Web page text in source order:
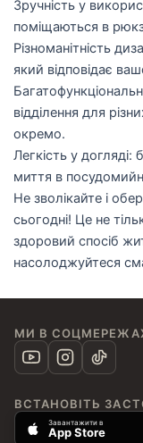
Зручність у
поміщаються в
Різноманітність
який відповідає
відділення для
окремо.
Легкість у догляді:
миття в
Не зволікайте і
сьогодні! Це не
здоровий спосіб
насолоджуйтеся
МИ В
ВСТАНОВІТЬ
Завантажити в
App Store